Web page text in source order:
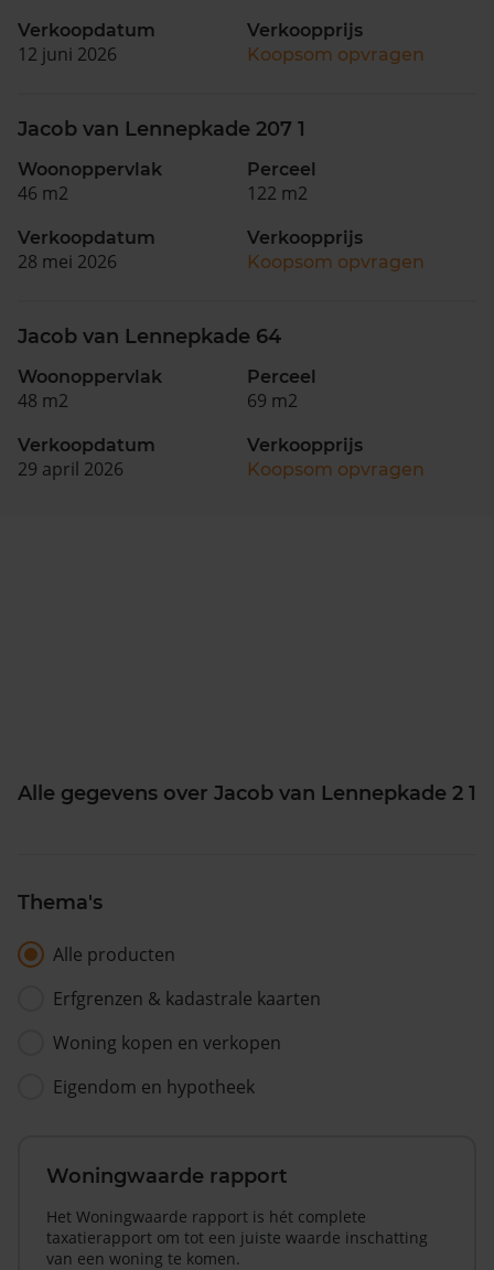
Verkoopdatum
12 juni 2026
Verkoopprijs
Koopsom opvragen
Jacob van Lennepkade 207 1
Woonoppervlak
46 m2
Perceel
122 m2
Verkoopdatum
28 mei 2026
Verkoopprijs
Koopsom opvragen
Jacob van Lennepkade 64
Woonoppervlak
48 m2
Perceel
69 m2
Verkoopdatum
29 april 2026
Verkoopprijs
Koopsom opvragen
Alle gegevens over Jacob van Lennepkade 2 1
Thema's
Alle producten
Erfgrenzen & kadastrale kaarten
Woning kopen en verkopen
Eigendom en hypotheek
Woningwaarde rapport
Het Woningwaarde rapport is hét complete
taxatierapport om tot een juiste waarde inschatting
van een woning te komen.